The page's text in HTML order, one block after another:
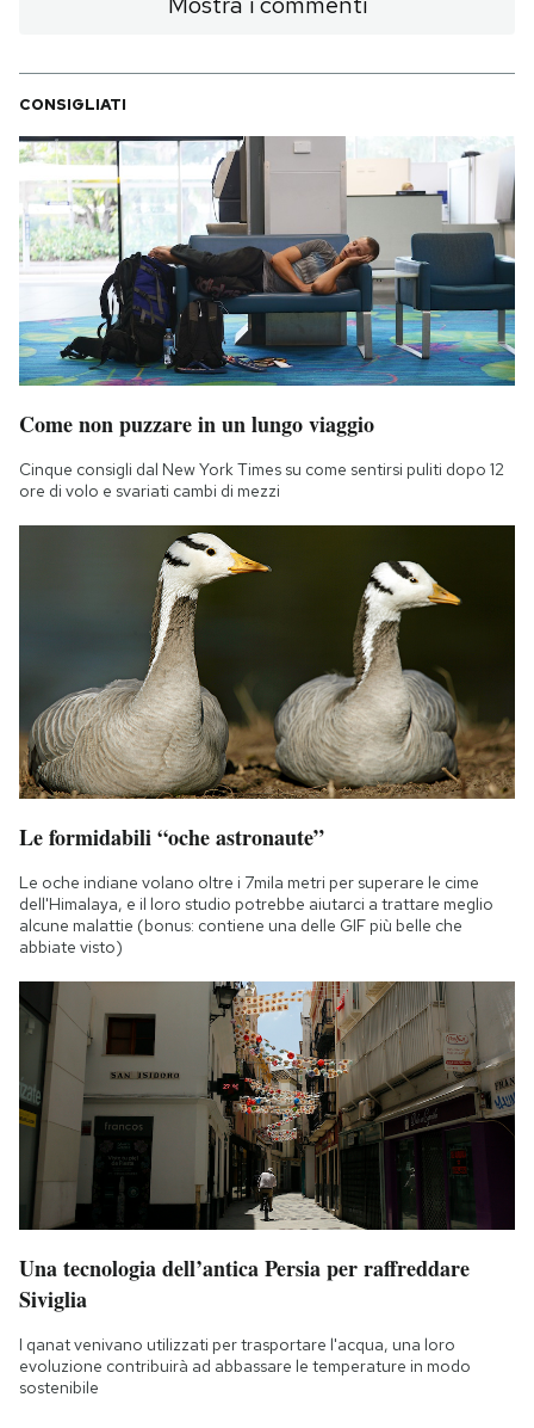
CONSIGLIATI
Come non puzzare in un lungo viaggio
Cinque consigli dal New York Times su come sentirsi puliti dopo 12
ore di volo e svariati cambi di mezzi
Le formidabili “oche astronaute”
Le oche indiane volano oltre i 7mila metri per superare le cime
dell'Himalaya, e il loro studio potrebbe aiutarci a trattare meglio
alcune malattie (bonus: contiene una delle GIF più belle che
abbiate visto)
Una tecnologia dell’antica Persia per raffreddare
Siviglia
I qanat venivano utilizzati per trasportare l'acqua, una loro
evoluzione contribuirà ad abbassare le temperature in modo
sostenibile